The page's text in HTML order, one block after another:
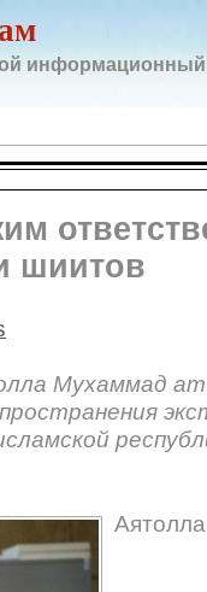
информационный
шиитов
Мухаммад